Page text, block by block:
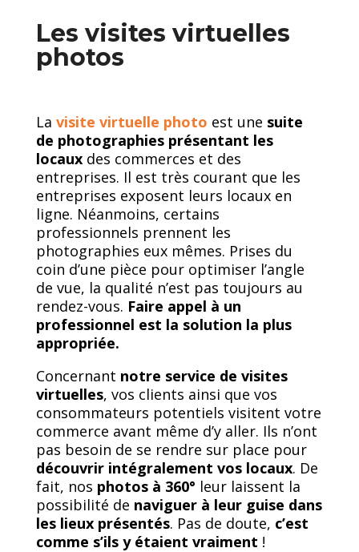
Les visites virtuelles
photos
La visite virtuelle photo est une suite
de photographies présentant les
locauxdes commerces et des
entreprises. Il est très courant que les
entreprises exposent leurs locaux en
ligne. Néanmoins, certains
professionnels prennent les
photographies eux mêmes. Prises du
coin d’une pièce pour optimiser l’angle
de vue, la qualité n’est pas toujours au
rendez-vous. Faire appel à un
professionnel est la solution la plus
appropriée.
Concernant notre service de visites
virtuelles, vos clients ainsi que vos
consommateurs potentiels visitent votre
commerce avant même d’y aller. Ils n’ont
pas besoin de se rendre sur place pour
découvrir intégralement vos locaux. De
fait, nos photos à 360° leur laissent la
possibilité de naviguer à leur guise dans
les lieux présentés. Pas de doute, c’est
comme s’ils y étaient vraiment !